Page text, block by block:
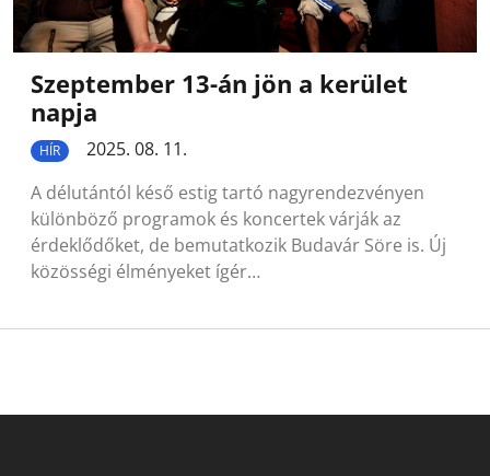
Szeptember 13-án jön a kerület
napja
HÍR
2025. 08. 11.
A délutántól késő estig tartó nagyrendezvényen
különböző programok és koncertek várják az
érdeklődőket, de bemutatkozik Budavár Söre is. Új
közösségi élményeket ígér…